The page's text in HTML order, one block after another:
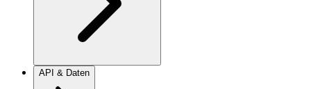
API & Daten